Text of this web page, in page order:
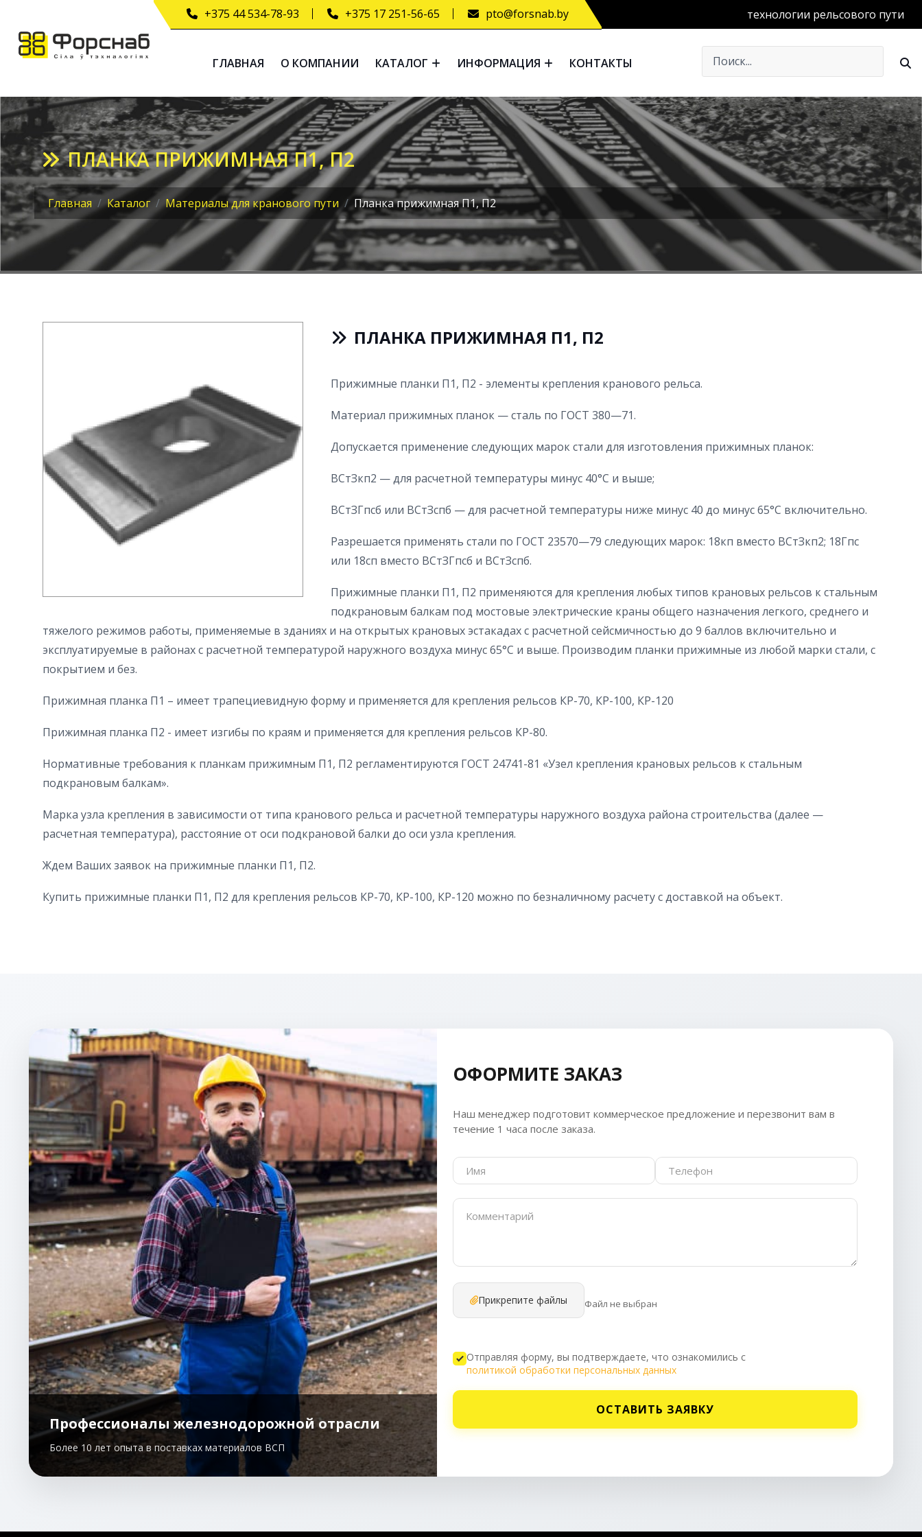
+375 44 534-78-93 +375 17 251-56-65 pto@forsnab.by
ГЛАВНАЯ О КОМПАНИИ КАТАЛОГ ИНФОРМАЦИЯ КОНТАКТЫ
технологии рельсового пути
ПЛАНКА ПРИЖИМНАЯ П1, П2
Главная Каталог Материалы для кранового пути Планка прижимная П1, П2
ПЛАНКА ПРИЖИМНАЯ П1, П2
Прижимные планки П1, П2 - элементы крепления кранового рельса.
Материал прижимных планок — сталь по ГОСТ 380—71.
Допускается применение следующих марок стали для изготовления прижимных планок:
ВСтЗкп2 — для расчетной температуры минус 40°С и выше;
ВСтЗГпсб или ВСтЗспб — для расчетной температуры ниже минус 40 до минус 65°С включительно.
Разрешается применять стали по ГОСТ 23570—79 следующих марок: 18кп вместо ВСтЗкп2; 18Гпс
или 18сп вместо ВСтЗГпсб и ВСтЗспб.
Прижимные планки П1, П2 применяются для крепления любых типов крановых рельсов к стальным
подкрановым балкам под мостовые электрические краны общего назначения легкого, среднего и
тяжелого режимов работы, применяемые в зданиях и на открытых крановых эстакадах с расчетной сейсмичностью до 9 баллов включительно и
эксплуатируемые в районах с расчетной температурой наружного воздуха минус 65°С и выше. Производим планки прижимные из любой марки стали, с
покрытием и без.
Прижимная планка П1 – имеет трапециевидную форму и применяется для крепления рельсов КР-70, КР-100, КР-120
Прижимная планка П2 - имеет изгибы по краям и применяется для крепления рельсов КР-80.
Нормативные требования к планкам прижимным П1, П2 регламентируются ГОСТ 24741-81 «Узел крепления крановых рельсов к стальным
подкрановым балкам».
Марка узла крепления в зависимости от типа кранового рельса и расчетной температуры наружного воздуха района строительства (далее —
расчетная температура), расстояние от оси подкрановой балки до оси узла крепления.
Ждем Ваших заявок на прижимные планки П1, П2.
Купить прижимные планки П1, П2 для крепления рельсов КР-70, КР-100, КР-120 можно по безналичному расчету с доставкой на объект.
Профессионалы железнодорожной отрасли
Более 10 лет опыта в поставках материалов ВСП
ОФОРМИТЕ ЗАКАЗ
Наш менеджер подготовит коммерческое предложение и перезвонит вам в
течение 1 часа после заказа.
Прикрепите файлы Файл не выбран
Отправляя форму, вы подтверждаете, что ознакомились с
политикой обработки персональных данных
ОСТАВИТЬ ЗАЯВКУ